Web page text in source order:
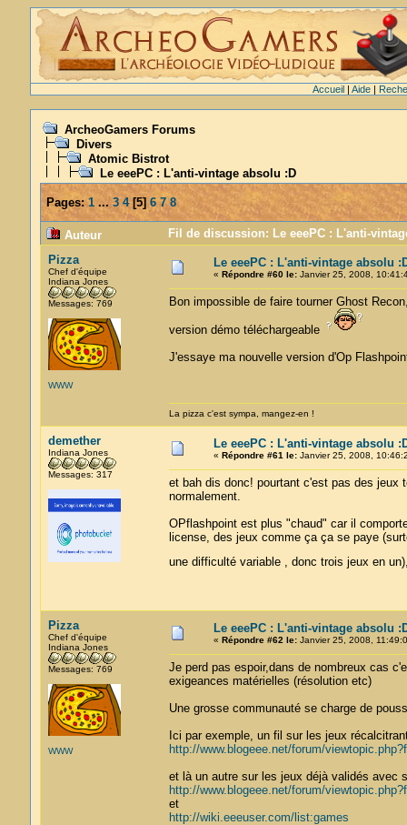
Accueil| Aide|
ArcheoGamers Forums
Divers
Atomic Bistrot
Le eeePC : L'anti-vintage absolu :D
Pages: 1 ...3 4[5] 6 7 8
Auteur
Fil de discussion: Le eeePC : L'anti-
Pizza
Chef d'équipe
Indiana Jones
Messages: 769
WWW
Le eeePC : L'anti-vintage absolu
« Répondre #60 le:Janvier 25, 2008,
Bon impossible de faire tourner Ghost
version démo téléchargeable
J'essaye ma nouvelle version d'Op
La pizza c'est sympa, mangez-en !
demether
Indiana Jones
Messages: 317
Le eeePC : L'anti-vintage absolu
« Répondre #61 le:Janvier 25, 2008,
et bah dis donc! pourtant c'est pas des jeux
normalement.
OPflashpoint est plus "chaud" car il
license, des jeux comme ça ça se paye
une difficulté variable , donc trois jeux en
Pizza
Chef d'équipe
Indiana Jones
Messages: 769
WWW
Le eeePC : L'anti-vintage absolu
« Répondre #62 le:Janvier 25, 2008,
Je perd pas espoir,dans de nombreux cas
exigeances matérielles (résolution etc)
Une grosse communauté se charge de
Ici par exemple, un fil sur les jeux
http://www.blogeee.net/forum/
et là un autre sur les jeux déjà validés avec
http://www.blogeee.net/forum/
et
http://wiki.eeeuser.com/list:games